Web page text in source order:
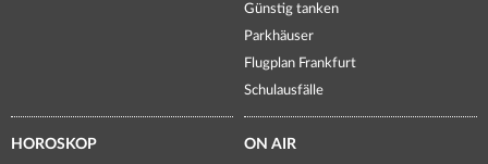
Günstig tanken
Parkhäuser
Flugplan Frankfurt
Schulausfälle
HOROSKOP ON AIR